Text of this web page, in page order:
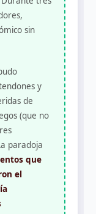
sin
y
de
(que no
paradoja
que
el